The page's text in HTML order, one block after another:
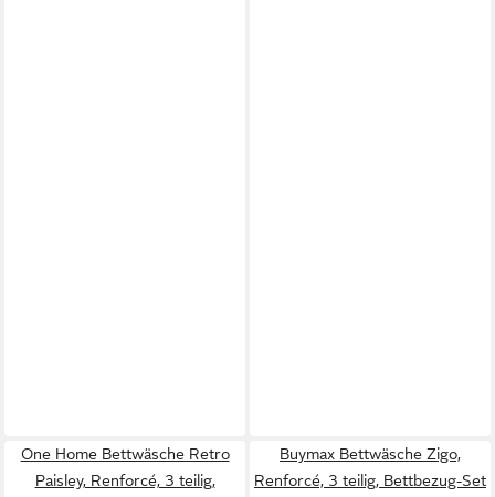
One Home Bettwäsche Retro
Paisley, Renforcé, 3 teilig,
Buymax Bettwäsche Zigo,
Renforcé, 3 teilig, Bettbezug-Set